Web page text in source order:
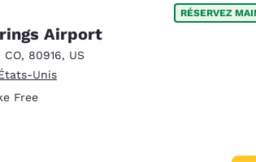
Airport
CO, 80916, US
Unis
Free
RÉSERVEZ